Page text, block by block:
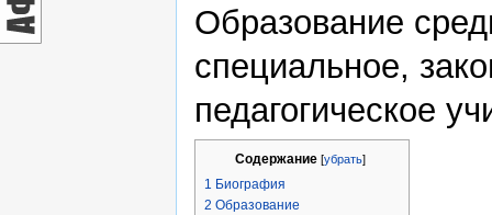
Образование
специальное,
педагогическое
Содержание [убрать]
1 Биография
2 Образование